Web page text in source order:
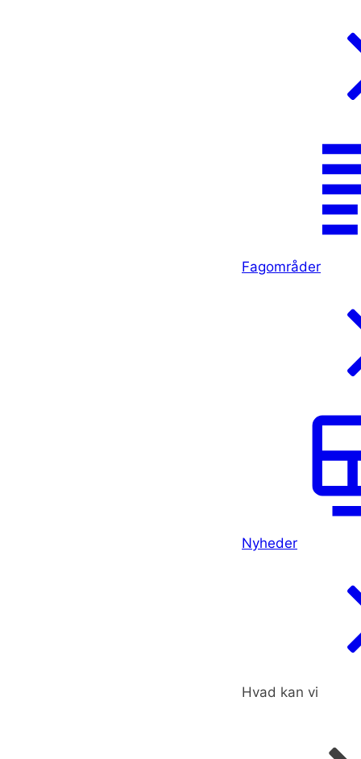
Fagområder
Nyheder
Hvad kan vi